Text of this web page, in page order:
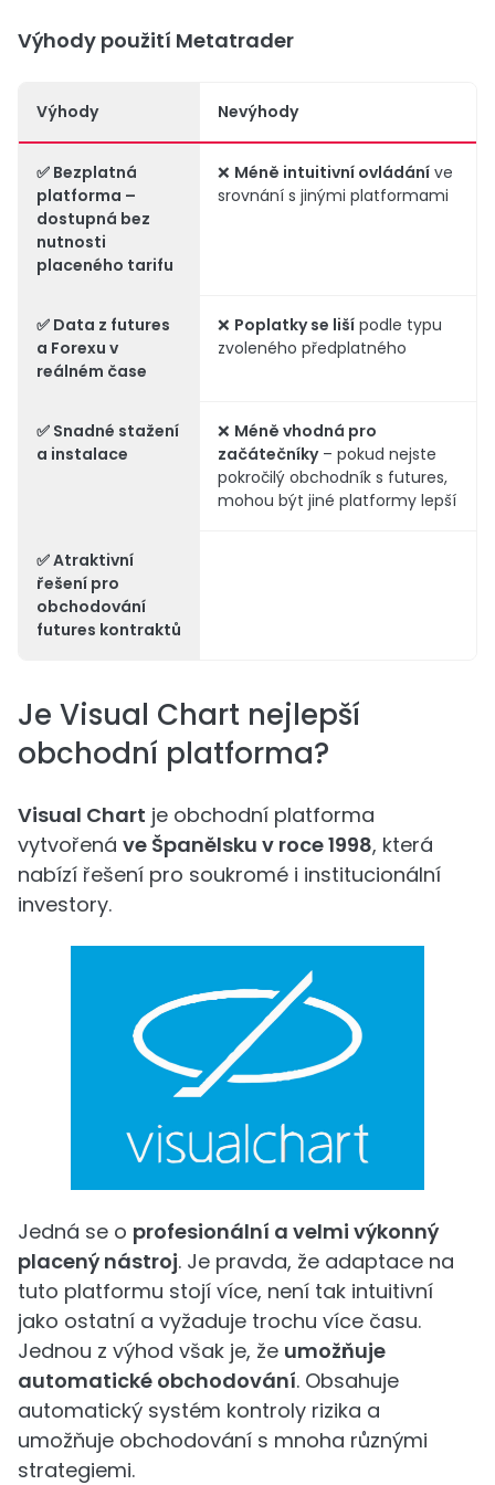
Výhody použití Metatrader
Výhody Nevýhody
✅ Bezplatná
platforma –
dostupná bez
nutnosti
placeného tarifu
❌ Méně intuitivní ovládání ve
srovnání s jinými platformami
✅ Data z futures
a Forexu v
reálném čase
❌ Poplatky se liší podle typu
zvoleného předplatného
✅ Snadné stažení
a instalace
❌ Méně vhodná pro
začátečníky– pokud nejste
pokročilý obchodník s futures,
mohou být jiné platformy lepší
✅Atraktivní
řešení pro
obchodování
futures kontraktů
Je Visual Chart nejlepší
obchodní platforma?
Visual Chart je obchodní platforma
vytvořená ve Španělsku v roce 1998, která
nabízí řešení pro soukromé i institucionální
investory.
Jedná se o profesionální a velmi výkonný
placený nástroj. Je pravda, že adaptace na
tuto platformu stojí více, není tak intuitivní
jako ostatní a vyžaduje trochu více času.
Jednou z výhod však je, že umožňuje
automatické obchodování. Obsahuje
automatický systém kontroly rizika a
umožňuje obchodování s mnoha různými
strategiemi.